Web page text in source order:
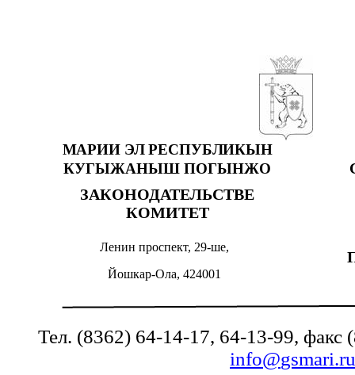
МАРИИ ЭЛ РЕСПУБЛИКЫН
КУГЫЖАНЫШ ПОГЫНЖО
ЗАКОНОДАТЕЛЬСТВЕ
КОМИТЕТ
Ленин проспект, 29-ше,
Йошкар-Ола, 424001
Тел. (8362) 64-14-17, 64-13-99, факс
info@gsmari.ru